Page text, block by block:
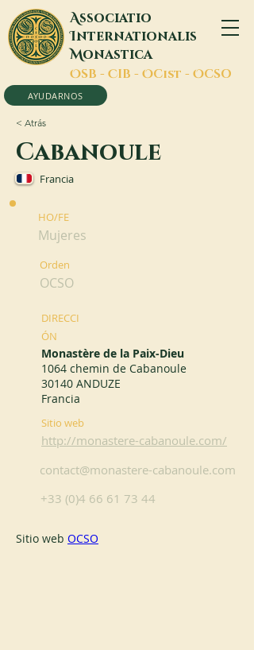
Associatio
Internationalis
Monastica
OSB - CIB - OCist - OCSO
AYUDARNOS
< Atrás
Cabanoule
Francia
HO/FE
Mujeres
Orden
OCSO
DIRECCI
ÓN
Monastère de la Paix-Dieu
1064 chemin de Cabanoule
30140 ANDUZE
Francia
Sitio web
http://monastere-cabanoule.com/
contact@monastere-cabanoule.com
+33 (0)4 66 61 73 44
Sitio web OCSO